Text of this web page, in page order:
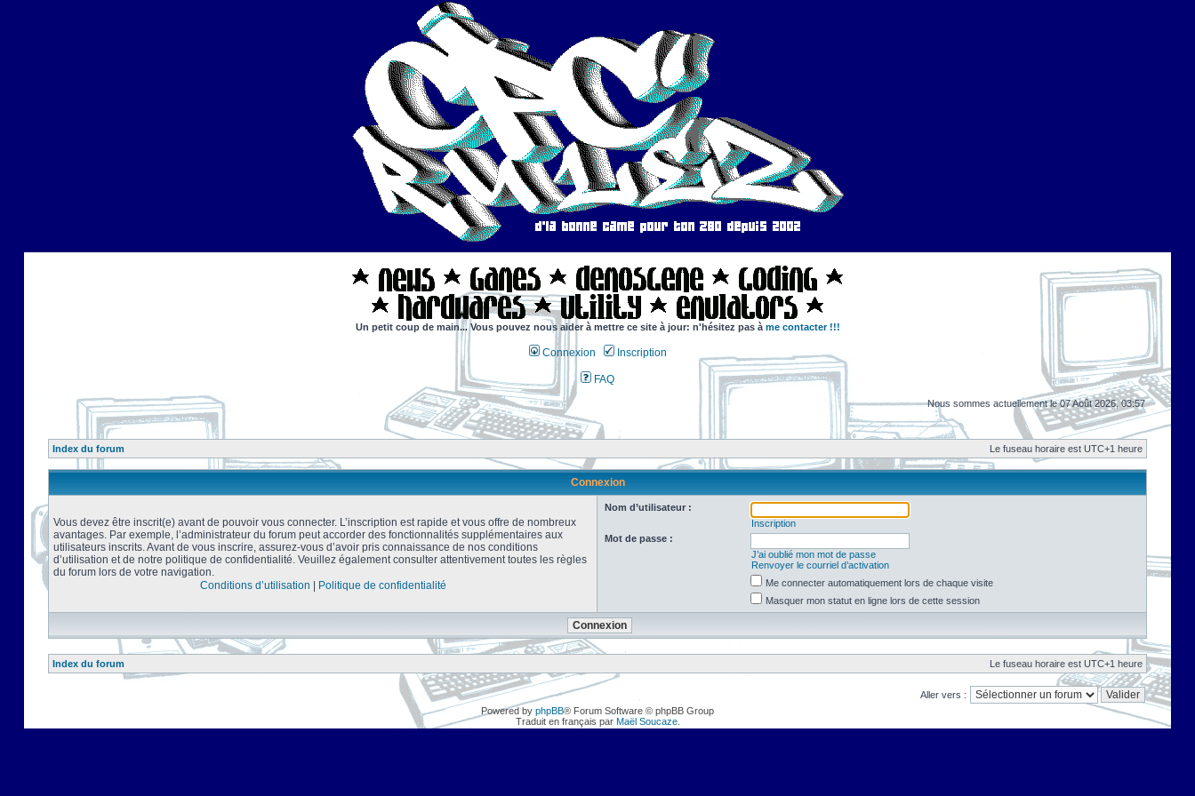
Un petit coup de main... Vous pouvez nous aider à mettre ce site à jour: n'hésitez pas à me contacter !!!
Connexion Inscription
FAQ
Nous sommes actuellement le 07 Août 2026, 03:57
Index du forum Le fuseau horaire est UTC+1 heure
Connexion
Vous devez être inscrit(e) avant de pouvoir vous connecter. L’inscription est rapide et vous offre de nombreux
avantages. Par exemple, l’administrateur du forum peut accorder des fonctionnalités supplémentaires aux
utilisateurs inscrits. Avant de vous inscrire, assurez-vous d’avoir pris connaissance de nos conditions
d’utilisation et de notre politique de confidentialité. Veuillez également consulter attentivement toutes les règles
du forum lors de votre navigation.
Conditions d’utilisation
Politique de confidentialité
Nom d’utilisateur :
Inscription
Mot de passe :
J’ai oublié mon mot de passe
Renvoyer le courriel d’activation
Me connecter automatiquement lors de chaque visite
Masquer mon statut en ligne lors de cette session
Index du forum Le fuseau horaire est UTC+1 heure
Aller vers :
Powered by phpBB® Forum Software © phpBB Group
Traduit en français par Maël Soucaze.